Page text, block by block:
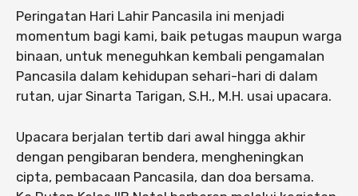
Peringatan Hari Lahir Pancasila ini menjadi
momentum bagi kami, baik petugas maupun warga
binaan, untuk meneguhkan kembali pengamalan
Pancasila dalam kehidupan sehari-hari di dalam
rutan, ujar Sinarta Tarigan, S.H., M.H. usai upacara.
Upacara berjalan tertib dari awal hingga akhir
dengan pengibaran bendera, mengheningkan
cipta, pembacaan Pancasila, dan doa bersama.